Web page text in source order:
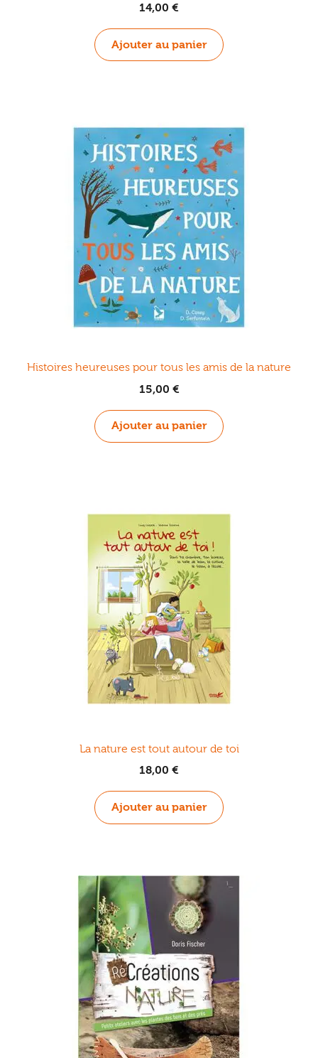
14,00 €
Ajouter au panier
Histoires heureuses pour tous les amis de la nature
15,00 €
Ajouter au panier
La nature est tout autour de toi
18,00 €
Ajouter au panier